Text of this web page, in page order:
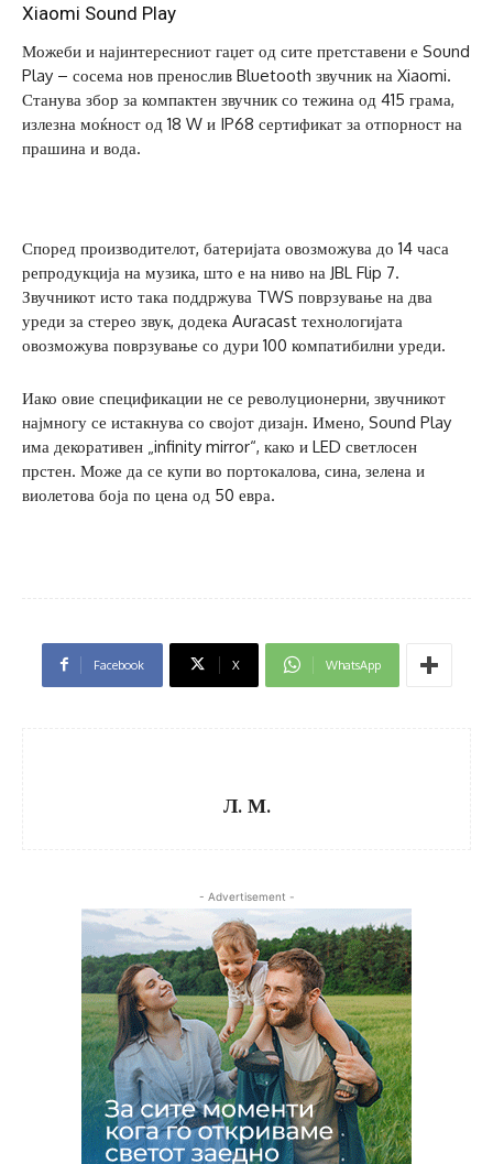
Xiaomi Sound Play
Можеби и најинтересниот гаџет од сите претставени е Sound
Play – сосема нов пренослив Bluetooth звучник на Xiaomi.
Станува збор за компактен звучник со тежина од 415 грама,
излезна моќност од 18 W и IP68 сертификат за отпорност на
прашина и вода.
Според производителот, батеријата овозможува до 14 часа
репродукција на музика, што е на ниво на JBL Flip 7.
Звучникот исто така поддржува TWS поврзување на два
уреди за стерео звук, додека Auracast технологијата
овозможува поврзување со дури 100 компатибилни уреди.
Иако овие спецификации не се револуционерни, звучникот
најмногу се истакнува со својот дизајн. Имено, Sound Play
има декоративен „infinity mirror“, како и LED светлосен
прстен. Може да се купи во портокалова, сина, зелена и
виолетова боја по цена од 50 евра.
Facebook X WhatsApp
Л. М.
- Advertisement -